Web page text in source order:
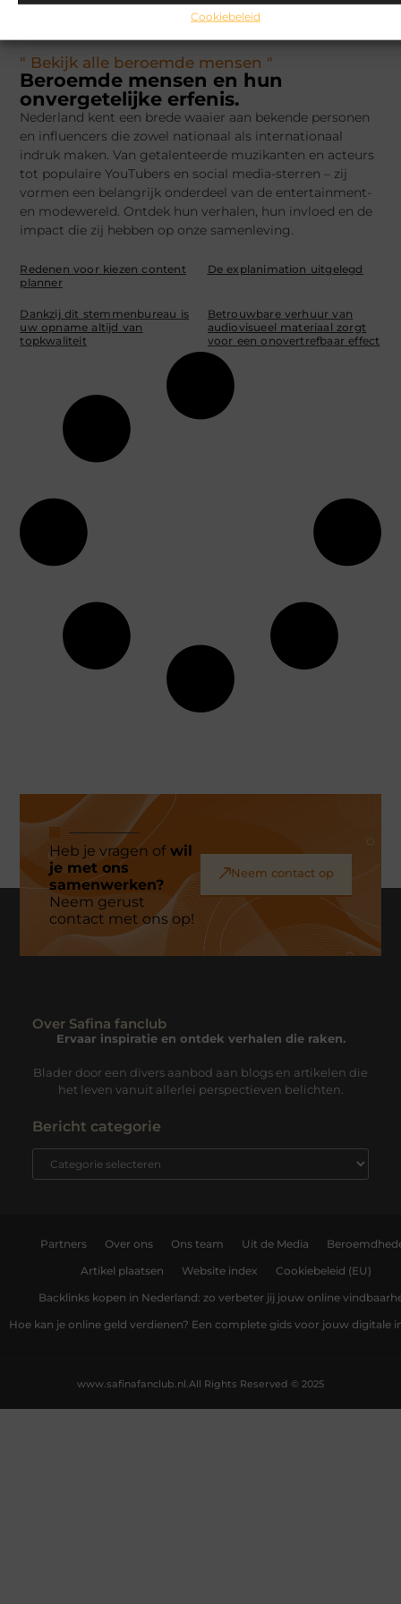
Cookiebeleid
" Bekijk alle beroemde mensen "
Beroemde mensen en hun
onvergetelijke erfenis.
Nederland kent een brede waaier aan bekende personen
en influencers die zowel nationaal als internationaal
indruk maken. Van getalenteerde muzikanten en acteurs
tot populaire YouTubers en social media-sterren – zij
vormen een belangrijk onderdeel van de entertainment-
en modewereld. Ontdek hun verhalen, hun invloed en de
impact die zij hebben op onze samenleving.
Redenen voor kiezen content
planner
De explanimation uitgelegd
Dankzij dit stemmenbureau is
uw opname altijd van
topkwaliteit
Betrouwbare verhuur van
audiovisueel materiaal zorgt
voor een onovertrefbaar effect
Heb je vragen ofwil
je met ons
samenwerken?
Neem gerust
contact met ons op!
Neem contact op
Over Safina fanclub
Ervaar inspiratie en ontdek verhalen die raken.
Blader door een divers aanbod aan blogs en artikelen die
het leven vanuit allerlei perspectieven belichten.
Bericht categorie
Partners Over ons Ons team Uit de Media
Artikel plaatsen Website index Cookiebeleid (EU)
Backlinks kopen in Nederland: zo verbeter jij jouw online
Hoe kan je online geld verdienen? Een complete gids voor jouw digitale
All Rights Reserved © 2025
www.safinafanclub.nl.